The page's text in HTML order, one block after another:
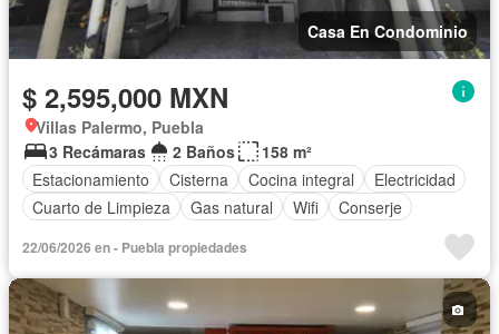
Casa En Condominio
$ 2,595,000 MXN
Villas Palermo, Puebla
3 Recámaras
2 Baños
158 m²
Estacionamiento
Cisterna Cocina integral
Electricidad
Cuarto de Limpieza
Gas natural Wifi Conserje
22/06/2026 en - Puebla propiedades